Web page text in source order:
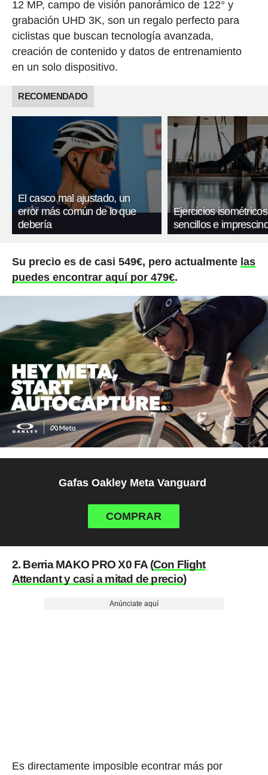
12 MP, campo de visión panorámico de 122° y
grabación UHD 3K, son un regalo perfecto para
ciclistas que buscan tecnología avanzada,
creación de contenido y datos de entrenamiento
en un solo dispositivo.
RECOMENDADO
El casco mal ajustado, un
error más común de lo que
debería
Ejercicios
sencillos e
Su precio es de casi 549€, pero actualmente las
puedes encontrar aquí por 479€.
Gafas Oakley Meta Vanguard
COMPRAR
2. Berria MAKO PRO X0 FA (Con Flight
Attendant y casi a mitad de precio)
Anúnciate aquí
Es directamente imposible econtrar más por